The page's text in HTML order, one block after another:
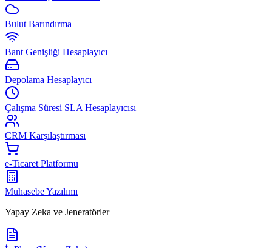
Bulut Barındırma
Bant Genişliği Hesaplayıcı
Depolama Hesaplayıcı
Çalışma Süresi SLA Hesaplayıcısı
CRM Karşılaştırması
e-Ticaret Platformu
Muhasebe Yazılımı
Yapay Zeka ve Jeneratörler